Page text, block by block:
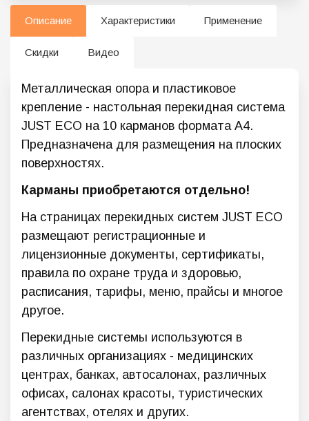
Описание Характеристики Применение
Скидки Видео
Металлическая опора и пластиковое
крепление - настольная перекидная система
JUST ECO на 10 карманов формата А4.
Предназначена для размещения на плоских
поверхностях.
Карманы приобретаются отдельно!
На страницах перекидных систем JUST ECO
размещают регистрационные и
лицензионные документы, сертификаты,
правила по охране труда и здоровью,
расписания, тарифы, меню, прайсы и многое
другое.
Перекидные системы используются в
различных организациях - медицинских
центрах, банках, автосалонах, различных
офисах, салонах красоты, туристических
агентствах, отелях и других.